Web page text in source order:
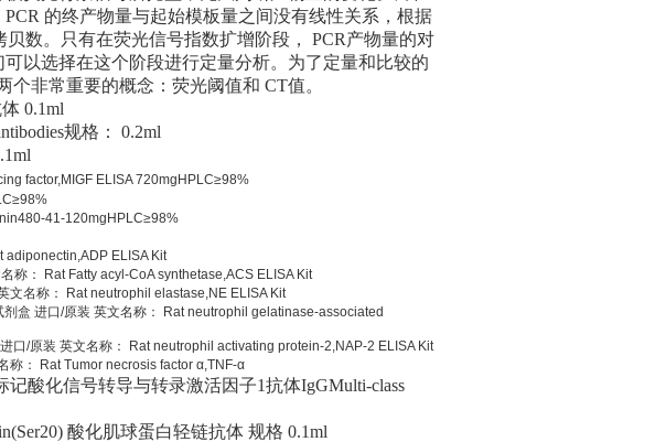
的终产物量与起始模板量之间没有线性关系，根据
数。只有在荧光信号指数扩增阶段， PCR产物量的对
以选择在这个阶段进行定量分析。为了定量和比较的
非常重要的概念：荧光阈值和 CT值。
0.1ml
规格： 0.2ml
factor,MIGF ELISA 720mgHPLC≥98%
41-120mgHPLC≥98%
adiponectin,ADP ELISA Kit
称： Rat Fatty acyl-CoA synthetase,ACS ELISA Kit
文名称： Rat neutrophil elastase,NE ELISA Kit
盒 进口/原装 英文名称： Rat neutrophil gelatinase-associated
口/原装 英文名称： Rat neutrophil activating protein-2,NAP-2 ELISA Kit
称： Rat Tumor necrosis factor α,TNF-α​
记酸化信号转导与转录激活因子1抗体IgGMulti-class
酸化肌球蛋白轻链抗体 规格 0.1ml